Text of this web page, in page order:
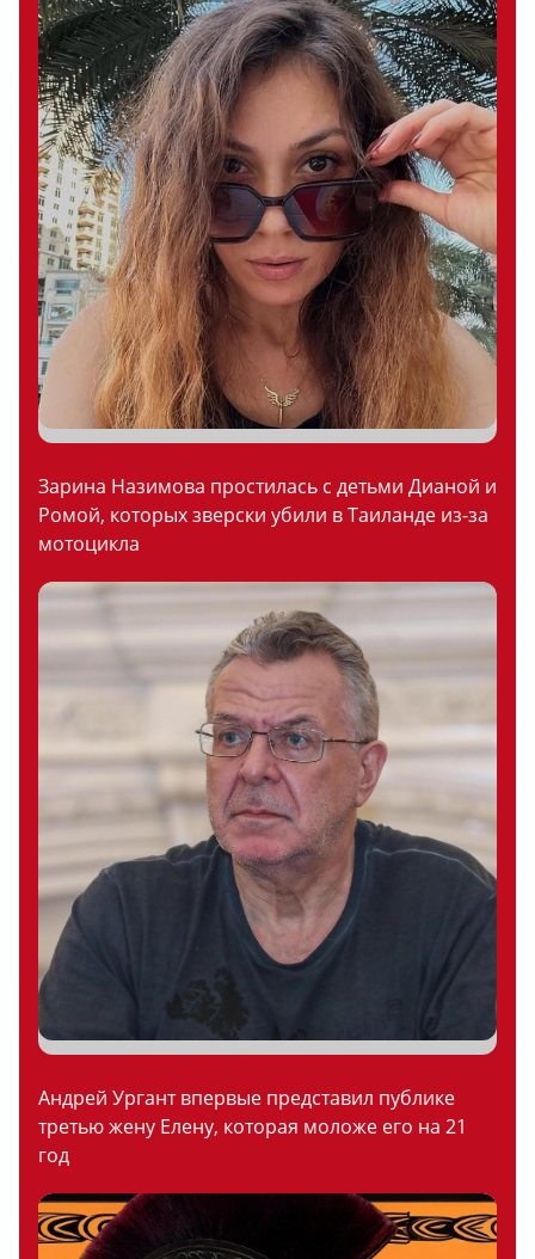
Зарина Назимова простилась с детьми Дианой и
Ромой, которых зверски убили в Таиланде из-за
мотоцикла
Андрей Ургант впервые представил публике
третью жену Елену, которая моложе его на 21
год